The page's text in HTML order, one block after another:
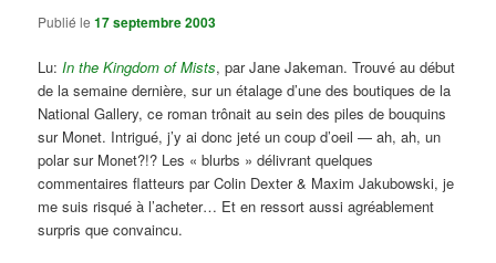
Publié le17 septembre 2003
Lu: In the Kingdom of Mists, par Jane Jakeman. Trouvé au début
de la semaine dernière, sur un étalage d’une des boutiques de la
National Gallery, ce roman trônait au sein des piles de bouquins
sur Monet. Intrigué, j’y ai donc jeté un coup d’oeil — ah, ah, un
polar sur Monet?!? Les « blurbs » délivrant quelques
commentaires flatteurs par Colin Dexter & Maxim Jakubowski, je
me suis risqué à l’acheter… Et en ressort aussi agréablement
surpris que convaincu.